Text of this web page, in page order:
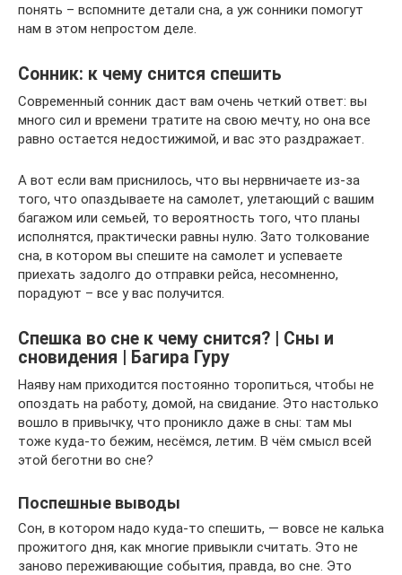
понять – вспомните детали сна, а уж сонники помогут
нам в этом непростом деле.
Сонник: к чему снится спешить
Современный сонник даст вам очень четкий ответ: вы
много сил и времени тратите на свою мечту, но она все
равно остается недостижимой, и вас это раздражает.
А вот если вам приснилось, что вы нервничаете из-за
того, что опаздываете на самолет, улетающий с вашим
багажом или семьей, то вероятность того, что планы
исполнятся, практически равны нулю. Зато толкование
сна, в котором вы спешите на самолет и успеваете
приехать задолго до отправки рейса, несомненно,
порадуют – все у вас получится.
Спешка во сне к чему снится? | Сны и
сновидения | Багира Гуру
Наяву нам приходится постоянно торопиться, чтобы не
опоздать на работу, домой, на свидание. Это настолько
вошло в привычку, что проникло даже в сны: там мы
тоже куда-то бежим, несёмся, летим. В чём смысл всей
этой беготни во сне?
Поспешные выводы
Сон, в котором надо куда-то спешить, — вовсе не калька
прожитого дня, как многие привыкли считать. Это не
заново переживающие события, правда, во сне. Это